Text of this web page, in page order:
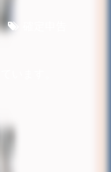
います。